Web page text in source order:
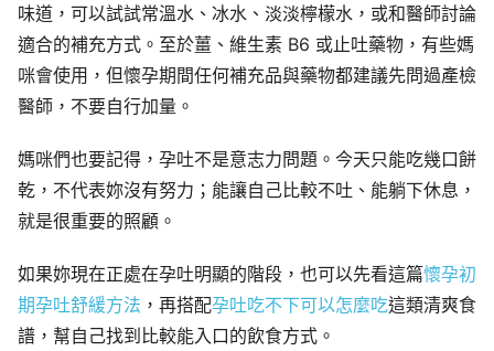
味道，可以試試常溫水、冰水、淡淡檸檬水，或和醫師討論
適合的補充方式。至於薑、維生素 B6 或止吐藥物，有些媽
咪會使用，但懷孕期間任何補充品與藥物都建議先問過產檢
醫師，不要自行加量。
媽咪們也要記得，孕吐不是意志力問題。今天只能吃幾口餅
乾，不代表妳沒有努力；能讓自己比較不吐、能躺下休息，
就是很重要的照顧。
如果妳現在正處在孕吐明顯的階段，也可以先看這篇懷孕初
期孕吐舒緩方法 ，再搭配孕吐吃不下可以怎麼吃這類清爽食
譜，幫自己找到比較能入口的飲食方式。